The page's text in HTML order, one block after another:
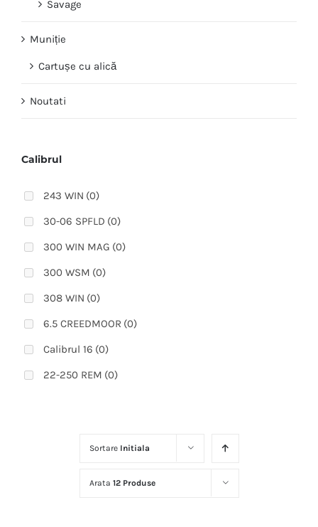
Savage
Muniție
Cartușe cu alică
Noutati
Calibrul
243 WIN (0)
30-06 SPFLD (0)
300 WIN MAG (0)
300 WSM (0)
308 WIN (0)
6.5 CREEDMOOR (0)
Calibrul 16 (0)
22-250 REM (0)
(0)
(0)
Sortare Initiala
Arata 12 Produse